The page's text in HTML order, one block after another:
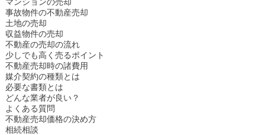
事故物件の不動産売却
土地の売却
収益物件の売却
不動産の売却の流れ
少しでも高く売るポイント
不動産売却時の諸費用
媒介契約の種類とは
必要な書類とは
どんな業者が良い？
よくある質問
不動産売却価格の決め方
相続相談